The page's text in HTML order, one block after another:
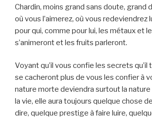
Chardin, moins grand sans doute, grand
où vous l’aimerez, où vous redeviendrez
pour qui, comme pour lui, les métaux et
s’animeront et les fruits parleront.
Voyant qu’il vous confie les secrets qu’il
se cacheront plus de vous les confier à
nature morte deviendra surtout la
la vie, elle aura toujours quelque chose
dire, quelque prestige à faire luire,